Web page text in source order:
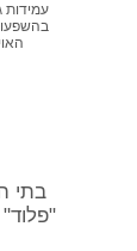
עמידות
בתי